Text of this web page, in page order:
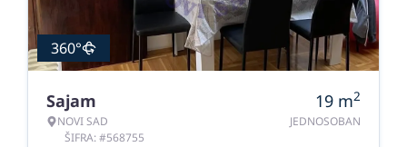
360°
Sajam
NOVI SAD
ŠIFRA: #568755
19 m2
JEDNOSOBAN